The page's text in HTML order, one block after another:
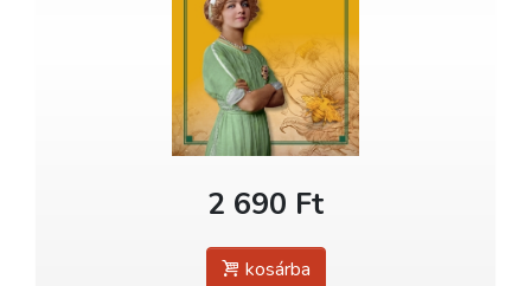
2 690 Ft
kosárba